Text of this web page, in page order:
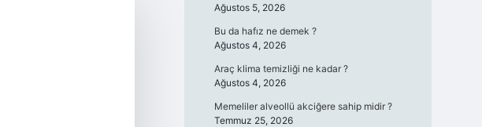
Ağustos 5, 2026
Bu da hafız ne demek ?
Ağustos 4, 2026
Araç klima temizliği ne kadar ?
Ağustos 4, 2026
Memeliler alveollü akciğere sahip midir ?
Temmuz 25, 2026